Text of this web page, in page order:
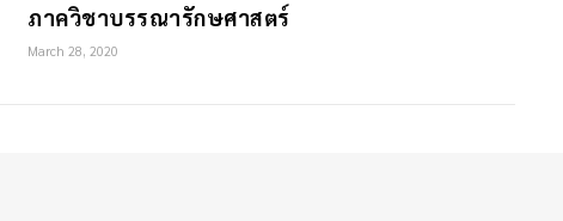
ภาควิชาบรรณารักษศาสตร์
March 28, 2020